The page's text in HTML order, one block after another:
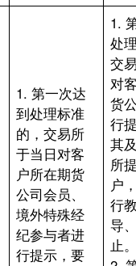
1. 第一次达
到处理标准
的，交易所
于当日对客
户所在期货
公司会员、
境外特殊经
纪参与者进
行提示，要
1.
处
交
对
货
行
其
所
户
行
导
止